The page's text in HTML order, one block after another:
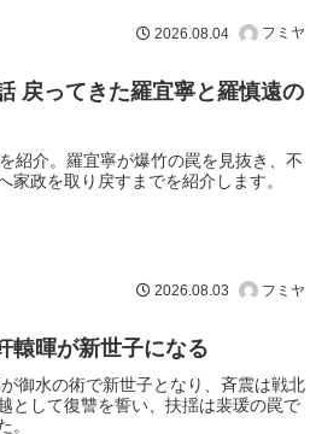
2026.08.04 フミヤ
戻ってきた羅宜寧と羅慎遠の
紹介。羅宜寧が爆竹の罠を見抜き、不
家政を取り戻すまでを紹介します。
2026.08.03 フミヤ
轅暉が新世子になる
御水の術で新世子となり、斉震は戦北
として復讐を誓い、扶揺は裴瑗の罠で
。